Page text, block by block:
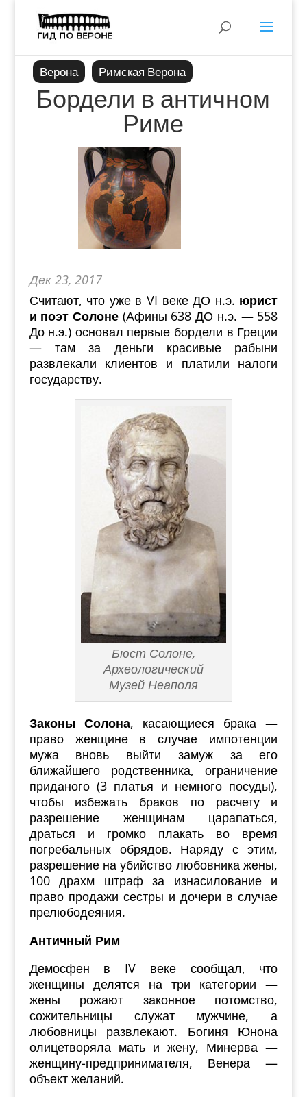
Верона Римская Верона
Бордели в античном
Риме
Дек 23, 2017
Считают, что уже в VI веке ДО н.э. юрист
и поэт Солоне (Афины 638 ДО н.э. — 558
До н.э.) основал первые бордели в Греции
— там за деньги красивые рабыни
развлекали клиентов и платили налоги
государству.
Бюст Солоне,
Археологический
Музей Неаполя
Законы Солона, касающиеся брака —
право женщине в случае импотенции
мужа вновь выйти замуж за его
ближайшего родственника, ограничение
приданого (3 платья и немного посуды),
чтобы избежать браков по расчету и
разрешение женщинам царапаться,
драться и громко плакать во время
погребальных обрядов. Наряду с этим,
разрешение на убийство любовника жены,
100 драхм штраф за изнасилование и
право продажи сестры и дочери в случае
прелюбодеяния.
Античный Рим
Демосфен в IV веке сообщал, что
женщины делятся на три категории —
жены рожают законное потомство,
сожительницы служат мужчине, а
любовницы развлекают. Богиня Юнона
олицетворяла мать и жену, Минерва —
женщину-предпринимателя, Венера —
объект желаний.